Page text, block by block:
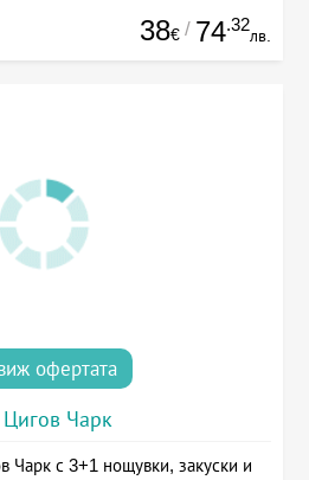
38€ / 74.32
лв.
офертата
Цигов Чарк
Чарк с 3+1 нощувки, закуски и